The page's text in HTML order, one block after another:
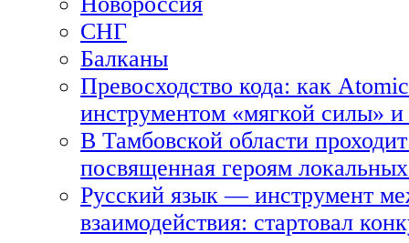
СНГ
Балканы
Превосходство кода: как
инструментом «мягкой силы» и
В Тамбовской области
посвященная героям
Русский язык — инструмент
взаимодействия: стартовал